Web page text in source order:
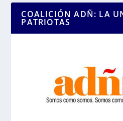
COALICIÓN ADÑ: LA
PATRIOTAS